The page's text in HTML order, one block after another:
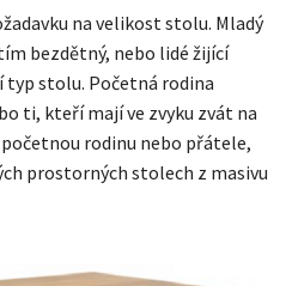
na velikost stolu. Mladý
bezdětný, nebo lidé žijící
stolu. Početná rodina
ti, kteří mají ve zvyku zvát na
rodinu nebo přátele,
prostorných stolech z masivu